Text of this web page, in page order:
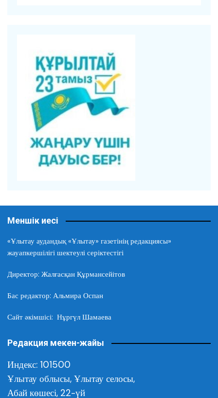
Меншік иесі
«Ұлытау аудандық «Ұлытау» газетінің редакциясы»
жауапкершілігі шектеулі серіктестігі
Директор: Жалғасқан Құрмансейітов
Бас редактор: Альмира Оспан
Сайт әкімшісі: Нұргүл Шамаева
Редакция мекен-жайы
Индекс: 101500
Ұлытау облысы, Ұлытау селосы,
Абай көшесі, 22-үй